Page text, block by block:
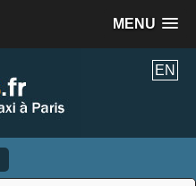
MENU
EN